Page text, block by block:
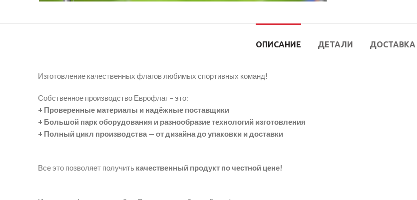
ОПИСАНИЕ ДЕТАЛИ ДОСТАВКА
Изготовление качественных флагов любимых спортивных команд!
Собственное производство Еврофлаг – это:
+ Проверенные материалы и надёжные поставщики
+ Большой парк оборудования и разнообразие технологий изготовления
+ Полный цикл производства — от дизайна до упаковки и доставки
Все это позволяет получить качественный продукт по честной цене!